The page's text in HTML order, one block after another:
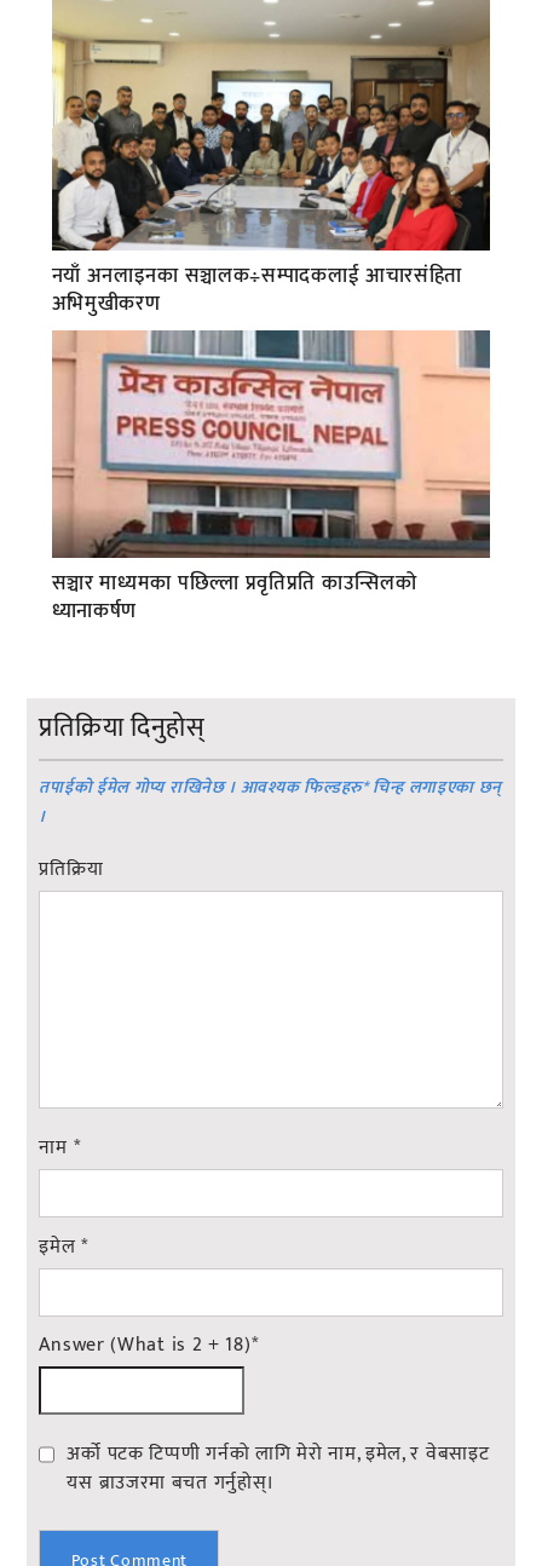
नयाँ अनलाइनका सञ्चालक÷सम्पादकलाई आचारसंहिता
अभिमुखीकरण
सञ्चार माध्यमका पछिल्ला प्रवृतिप्रति काउन्सिलको
ध्यानाकर्षण
प्रतिक्रिया दिनुहोस्
तपाईको ईमेल गोप्य राखिनेछ । आवश्यक फिल्डहरु*चिन्ह लगाइएका छन्
।
प्रतिक्रिया
नाम *
इमेल*
Answer (What is 2 + 18)*
अर्को पटक टिप्पणी गर्नको लागि मेरो नाम, इमेल, र वेबसाइट
यस ब्राउजरमा बचत गर्नुहोस्।